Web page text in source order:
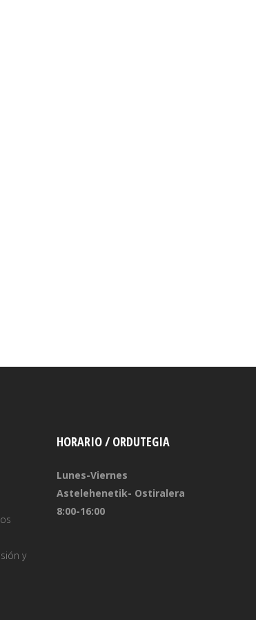
y
HORARIO / ORDUTEGIA
Lunes-Viernes
Astelehenetik- Ostiralera
8:00-16:00